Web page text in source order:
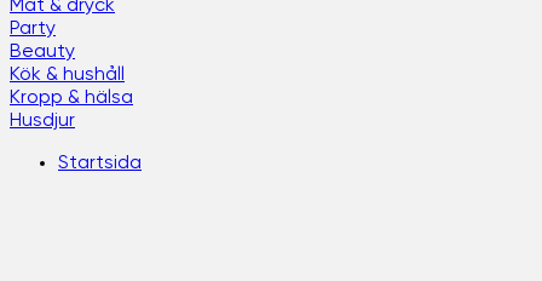
Mat & dryck
Party
Beauty
Kök & hushåll
Kropp & hälsa
Husdjur
Startsida